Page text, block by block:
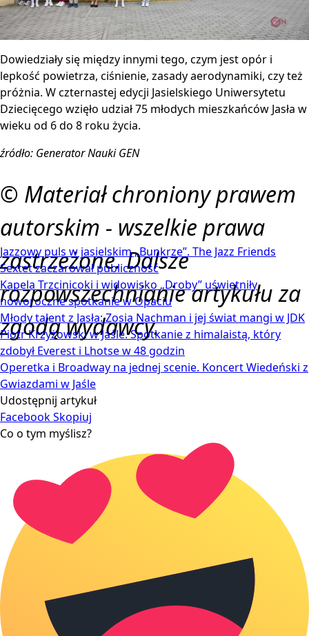
Dowiedziały się między innymi tego, czym jest opór i
lepkość powietrza, ciśnienie, zasady aerodynamiki, czy też
próżnia. W czternastej edycji Jasielskiego Uniwersytetu
Dziecięcego wzięło udział 75 młodych mieszkańców Jasła w
wieku od 6 do 8 roku życia.
źródło: Generator Nauki GEN
© Materiał chroniony prawem
autorskim - wszelkie prawa
zastrzeżone. Dalsze
rozpowszechnianie artykułu za
zgodą wydawcy.
Jazzowy puls w jasielskim „Bunkrze”. The Jazz Friends
Sextet zaczarował publiczność
Kapela Trzcinicoki i widowisko „Droby” uświetniły
noworoczne spotkanie w Opaciu
Młody talent z Jasła: Zosia Nachman i jej świat mangi w JDK
Piotr Krzyżowski w Jaśle. Spotkanie z himalaistą, który
zdobył Everest i Lhotse w 48 godzin
Operetka i Broadway na jednej scenie. Koncert Wiedeński z
Gwiazdami w Jaśle
Udostępnij artykuł
FacebookSkopiuj
Co o tym myślisz?